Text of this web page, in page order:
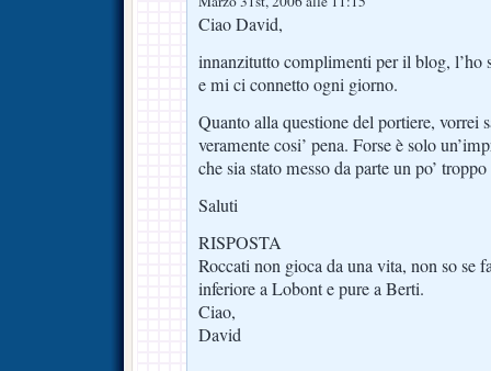
Ciao David,
innanzitutto complimenti per il blog, l’ho
e mi ci connetto ogni giorno.
Quanto alla questione del portiere, vorrei
veramente cosi’ pena. Forse è solo
che sia stato messo da parte un po’
Saluti
RISPOSTA
Roccati non gioca da una vita, non so se
inferiore a Lobont e pure a Berti.
Ciao,
David